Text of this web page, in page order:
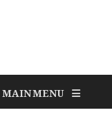
MAIN MENU